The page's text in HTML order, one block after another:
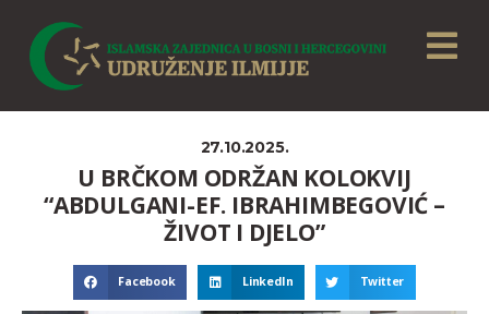
27.10.2025.
U BRČKOM ODRŽAN KOLOKVIJ
“ABDULGANI-EF. IBRAHIMBEGOVIĆ –
ŽIVOT I DJELO”
Facebook LinkedIn Twitter